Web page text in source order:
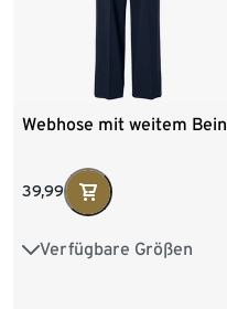
Webhose mit weitem Bein
39,99
Verfügbare Größen
36 38 40 42